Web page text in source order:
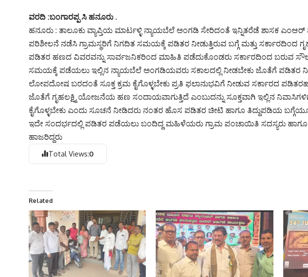
ವರದಿ :ಬಂಗಾರಪ್ಪ ಸಿ ಹನೂರು .
ಹನೂರು : ತಾಲೂಕು ವ್ಯಾಪ್ತಿಯ ಮಾರ್ಟಳ್ಳಿ ನ್ಯಾಯಬೆಲೆ ಅಂಗಡಿ ಸೇರಿದಂತೆ ಇನ್ನಿತರೆಡೆ ಶಾಸಕ
ಪರಿಶೀಲನೆ ನಡೆಸಿ ಗ್ರಾಮಸ್ಥರಿಗೆ ನಿಗದಿತ ಸಮಯಕ್ಕೆ ಪಡಿತರ ನೀಡುತ್ತಿರುವ ಬಗ್ಗೆ ಮತ್ತು ಸರ್ಕಾರದಿಂದ
ಪಡಿತರ ಹಣದ ವಿವರವನ್ನು ಸಾರ್ವಜನಿಕರಿಂದ ಮಾಹಿತಿ ಪಡೆದುಕೊಂಡರು ಸರ್ಕಾರದಿಂದ ಬರುವ
ಸಮಯಕ್ಕೆ ಪಡೆಯಲು ಇಲ್ಲಿನ ನ್ಯಾಯಬೆಲೆ ಅಂಗಡಿಯವರು ಸಕಾಲದಲ್ಲಿ ನೀಡಬೇಕು ಜೊತೆಗೆ ಪಡಿತರ
ಲೋಪದೋಷ ಬರದಂತೆ ಸೂಕ್ತ ಕ್ರಮ ಕೈಗೊಳ್ಳಬೇಕು ಪ್ರತಿ ಫಲಾನುಭವಿಗೆ ನೀಡುವ ಸರ್ಕಾರದ
ಜೊತೆಗೆ ಗೃಹಲಕ್ಷ್ಮಿ ಯೋಜನೆಯ ಹಣ ಸಂದಾಯವಾಗುತ್ತಿದೆ ಎಂಬುದನ್ನು ಸೂಕ್ತವಾಗಿ ಇಲ್ಲಿನ
ಕೈಗೊಳ್ಳಬೇಕು ಎಂದು ಸೂಚನೆ ನೀಡಿದರು ನಂತರ ಹೊಸ ಪಡಿತರ ಚೀಟಿ ಹಾಗೂ ತಿದ್ದುಪಡಿಯ
ಇದೇ ಸಂದರ್ಭದಲ್ಲಿ ಪಡಿತರ ಪಡೆಯಲು ಬಂದಿದ್ದ ಮಹಿಳೆಯರು ಗ್ರಾಮ ಪಂಚಾಯಿತಿ ಸದಸ್ಯರು ಹಾಗೂ
ಹಾಜರಿದ್ದರು
Total Views:0
Related